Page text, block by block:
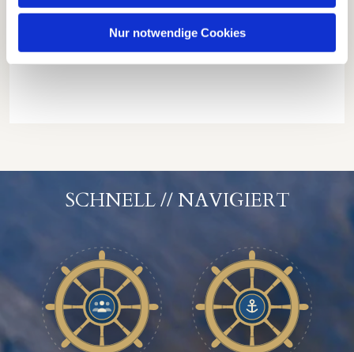
Nur notwendige Cookies
SCHNELL // NAVIGIERT